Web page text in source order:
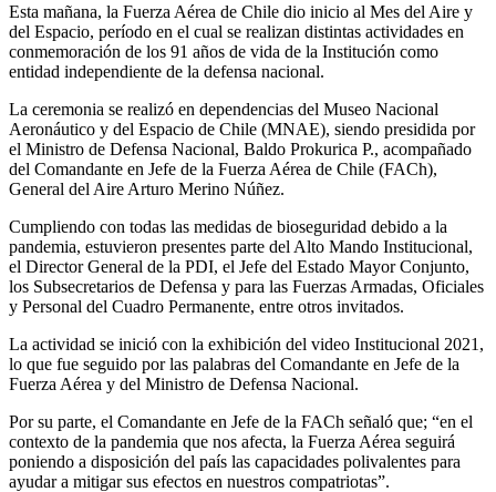
Esta mañana, la Fuerza Aérea de Chile dio inicio al Mes del Aire y
del Espacio, período en el cual se realizan distintas actividades en
conmemoración de los 91 años de vida de la Institución como
entidad independiente de la defensa nacional.
La ceremonia se realizó en dependencias del Museo Nacional
Aeronáutico y del Espacio de Chile (MNAE), siendo presidida por
el Ministro de Defensa Nacional, Baldo Prokurica P., acompañado
del Comandante en Jefe de la Fuerza Aérea de Chile (FACh),
General del Aire Arturo Merino Núñez.
Cumpliendo con todas las medidas de bioseguridad debido a la
pandemia, estuvieron presentes parte del Alto Mando Institucional,
el Director General de la PDI, el Jefe del Estado Mayor Conjunto,
los Subsecretarios de Defensa y para las Fuerzas Armadas, Oficiales
y Personal del Cuadro Permanente, entre otros invitados.
La actividad se inició con la exhibición del video Institucional 2021,
lo que fue seguido por las palabras del Comandante en Jefe de la
Fuerza Aérea y del Ministro de Defensa Nacional.
Por su parte, el Comandante en Jefe de la FACh señaló que; “en el
contexto de la pandemia que nos afecta, la Fuerza Aérea seguirá
poniendo a disposición del país las capacidades polivalentes para
ayudar a mitigar sus efectos en nuestros compatriotas”.